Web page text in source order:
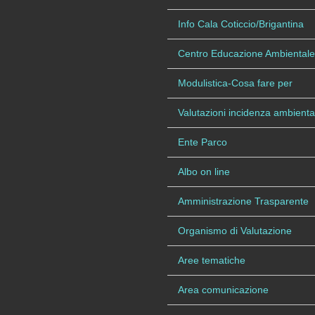
Info Cala Coticcio/Brigantina
Centro Educazione Ambientale
Modulistica-Cosa fare per
Valutazioni incidenza
Ente Parco
Albo on line
Amministrazione Trasparente
Organismo di Valutazione
Aree tematiche
Area comunicazione